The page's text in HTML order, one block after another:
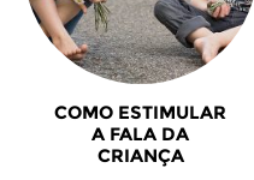
COMO ESTIMULAR
A FALA DA
CRIANÇA